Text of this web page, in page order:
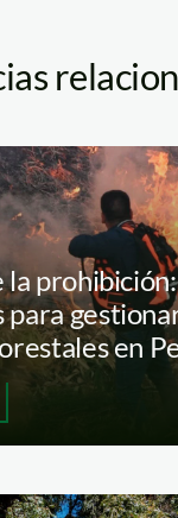
la
para
en